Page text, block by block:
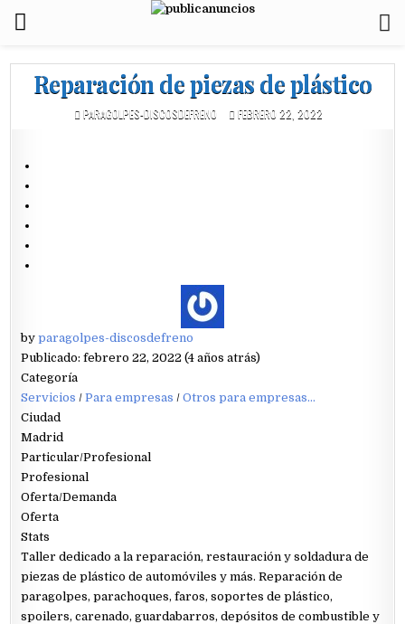
Reparación de piezas de plástico
PARAGOLPES-DISCOSDEFRENO FEBRERO 22, 2022
byparagolpes-discosdefreno
Publicado: febrero 22, 2022 (4 años atrás)
Categoría
Servicios /Para empresas /Otros para empresas...
Ciudad
Madrid
Particular/Profesional
Profesional
Oferta/Demanda
Oferta
Stats
Taller dedicado a la reparación, restauración y soldadura de
piezas de plástico de automóviles y más. Reparación de
paragolpes, parachoques, faros, soportes de plástico,
spoilers, carenado, guardabarros, depósitos de combustible y